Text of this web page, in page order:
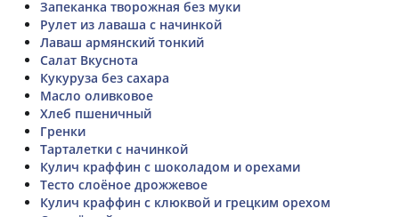
Запеканка творожная без муки
Рулет из лаваша с начинкой
Лаваш армянский тонкий
Салат Вкуснота
Кукуруза без сахара
Масло оливковое
Хлеб пшеничный
Гренки
Тарталетки с начинкой
Кулич краффин с шоколадом и орехами
Тесто слоёное дрожжевое
Кулич краффин с клюквой и грецким орехом